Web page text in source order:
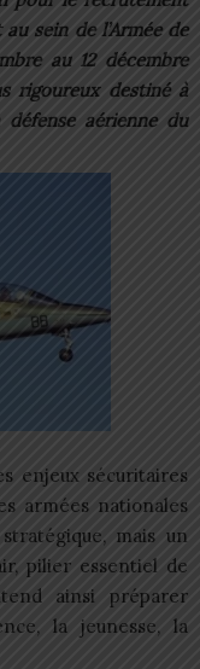
sein de l’Armée de
au 12 décembre
rigoureux destiné à
aérienne du
enjeux sécuritaires
armées nationales
stratégique, mais un
pilier essentiel de
ainsi préparer
la jeunesse, la